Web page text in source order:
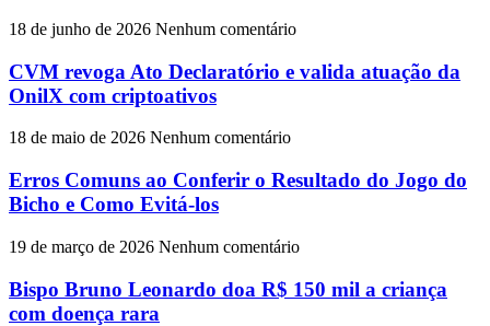
18 de junho de 2026 Nenhum comentário
CVM revoga Ato Declaratório e valida atuação da
OnilX com criptoativos
18 de maio de 2026 Nenhum comentário
Erros Comuns ao Conferir o Resultado do Jogo do
Bicho e Como Evitá-los
19 de março de 2026 Nenhum comentário
Bispo Bruno Leonardo doa R$ 150 mil a criança
com doença rara